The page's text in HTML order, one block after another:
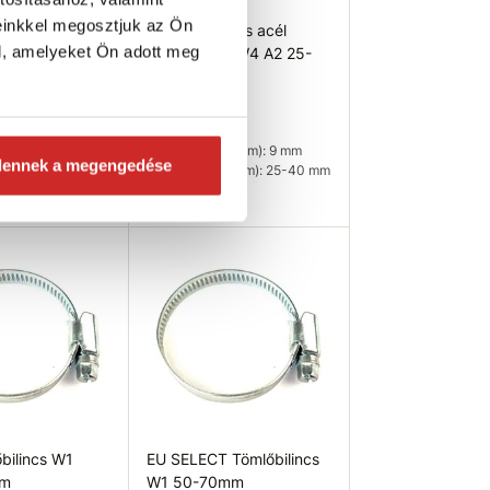
megosztjuk az Ön
amelyeket Ön adott meg
a megengedése
W2
acél/zn
ellenőrzése
EU SELECT
Rozsdamentes acél
tömlőbilincs W4 A2 25-
Szélesség (mm): 9 mm
Méret (x-y mm): 25-40 mm
Raktáron 173 db
W1
EU SELECT Tömlőbilincs
W1 50-70mm